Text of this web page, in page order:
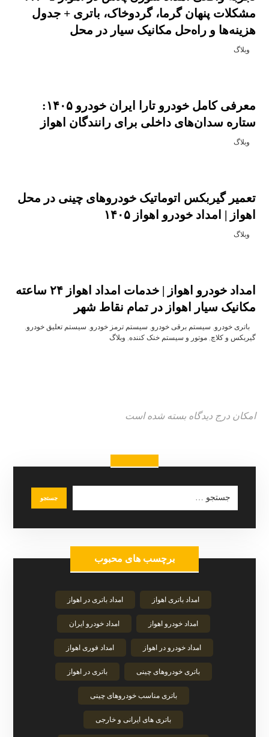
مشکلات پنهان گرما، گردوخاک، باتری + جدول
هزینه‌ها و راه‌حل مکانیک سیار در محل
وبلاگ
معرفی کامل خودرو تارا ایران خودرو ۱۴۰۵:
ستاره سدان‌های داخلی برای رانندگان اهواز
وبلاگ
تعمیر گیربکس اتوماتیک خودروهای چینی در محل
اهواز | امداد خودرو اهواز ۱۴۰۵
وبلاگ
امداد خودرو اهواز | خدمات امداد اهواز ۲۴ ساعته
مکانیک سیار اهواز در تمام نقاط شهر
باتری خودرو, سیستم برقی خودرو, سیستم ترمز خودرو, سیستم تعلیق خودرو,
گیربکس و کلاچ,موتور و سیستم خنک‌ کننده, وبلاگ
امکان درج دیدگاه بسته شده است
برچسب های محبوب
امداد باتری اهواز امداد باتری در اهواز
امداد خودرو اهواز امداد خودرو ایران
امداد خودرو در اهواز امداد فوری اهواز
باتری خودروهای چینی باتری در اهواز
باتری مناسب خودروهای چینی
باتری های ایرانی و خارجی